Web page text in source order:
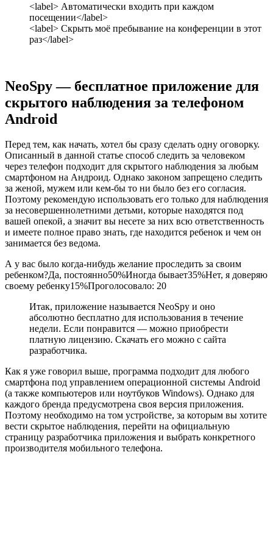
<label> Автоматически входить при каждом
посещении</label>
<label> Скрыть моё пребывание на конференции в этот
раз</label>
NeoSpy — бесплатное приложение для
скрытого наблюдения за телефоном
Android
Перед тем, как начать, хотел бы сразу сделать одну оговорку.
Описанный в данной статье способ следить за человеком
через телефон подходит для скрытого наблюдения за любым
смартфоном на Андроид. Однако законом запрещено следить
за женой, мужем или кем-бы то ни было без его согласия.
Поэтому рекомендую использовать его только для наблюдения
за несовершеннолетними детьми, которые находятся под
вашей опекой, а значит вы несете за них всю ответственность
и имеете полное право знать, где находится ребенок и чем он
занимается без ведома.
А у вас было когда-нибудь желание проследить за своим
ребенком?Да, постоянно50%Иногда бывает35%Нет, я доверяю
своему ребенку15%Проголосовало: 20
Итак, приложение называется NeoSpy и оно
абсолютно бесплатно для использования в течение
недели. Если понравится — можно приобрести
платную лицензию. Скачать его можно с сайта
разработчика.
Как я уже говорил выше, программа подходит для любого
смартфона под управлением операционной системы Android
(а также компьютеров или ноутбуков Windows). Однако для
каждого бренда предусмотрена своя версия приложения.
Поэтому необходимо на том устройстве, за которым вы хотите
вести скрытое наблюдения, перейти на официальную
страницу разработчика приложения и выбрать конкретного
производителя мобильного телефона.